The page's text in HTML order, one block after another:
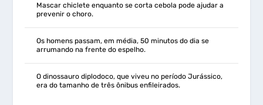
Mascar chiclete enquanto se corta cebola pode ajudar a
prevenir o choro.
Os homens passam, em média, 50 minutos do dia se
arrumando na frente do espelho.
O dinossauro diplodoco, que viveu no período Jurássico,
era do tamanho de três ônibus enfileirados.